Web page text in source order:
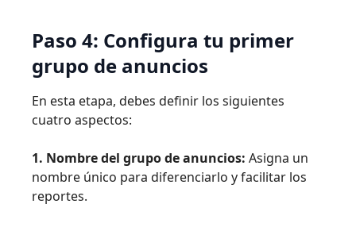
Paso 4: Configura tu primer
grupo de anuncios
En esta etapa, debes definir los siguientes
cuatro aspectos:
1. Nombre del grupo de anuncios: Asigna un
nombre único para diferenciarlo y facilitar los
reportes.